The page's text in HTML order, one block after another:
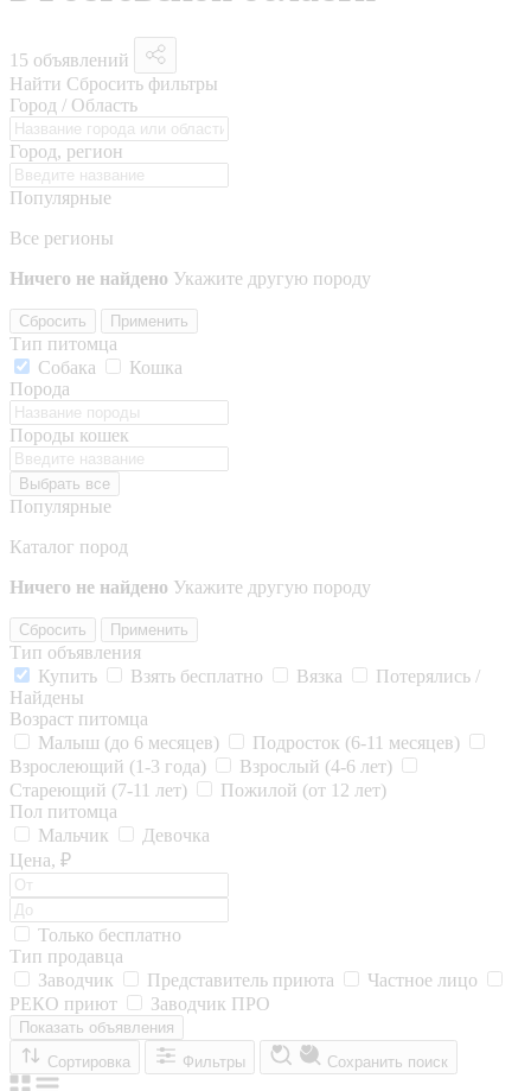
15 объявлений
Найти Сбросить фильтры
Город / Область
Город, регион
Популярные
Все регионы
Ничего не найдено Укажите другую породу
Сбросить Применить
Тип питомца
Собака
Кошка
Порода
Породы кошек
Выбрать все
Популярные
Каталог пород
Ничего не найдено Укажите другую породу
Сбросить Применить
Тип объявления
Купить
Взять бесплатно Вязка
Потерялись /
Найдены
Возраст питомца
Малыш (до 6 месяцев)
Подросток (6-11 месяцев)
Взрослеющий (1-3 года)
Взрослый (4-6 лет)
Стареющий (7-11 лет)
Пожилой (от 12 лет)
Пол питомца
Мальчик
Девочка
Цена, ₽
Только бесплатно
Тип продавца
Заводчик
Представитель приюта
Частное лицо
РЕКО приют
Заводчик ПРО
Показать объявления
Сортировка
Фильтры Сохранить поиск